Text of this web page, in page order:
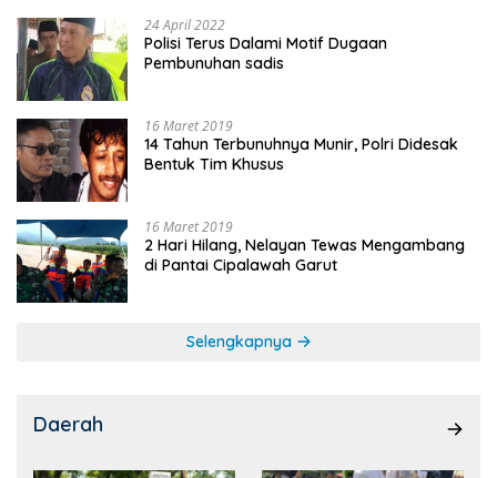
24 April 2022
Polisi Terus Dalami Motif Dugaan
Pembunuhan sadis
16 Maret 2019
14 Tahun Terbunuhnya Munir, Polri Didesak
Bentuk Tim Khusus
16 Maret 2019
2 Hari Hilang, Nelayan Tewas Mengambang
di Pantai Cipalawah Garut
Selengkapnya
Daerah